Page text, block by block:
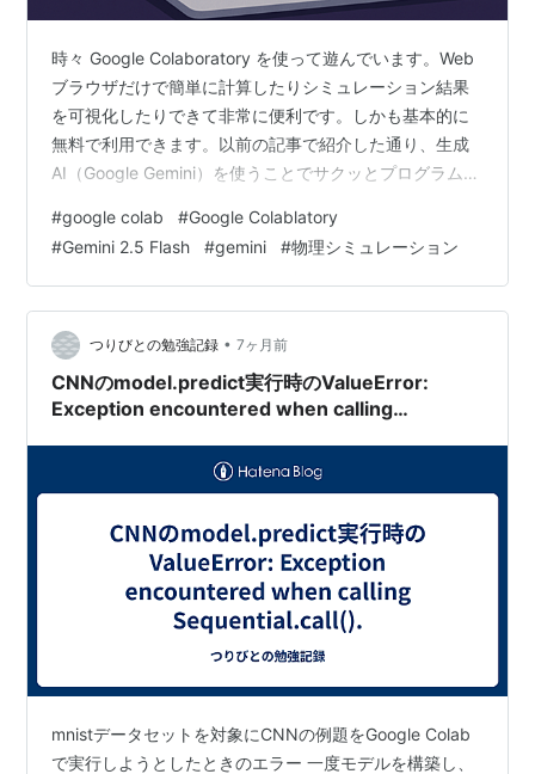
時々 Google Colaboratory を使って遊んでいます。Web
ブラウザだけで簡単に計算したりシミュレーション結果
を可視化したりできて非常に便利です。しかも基本的に
無料で利用できます。以前の記事で紹介した通り、生成
AI（Google Gemini）を使うことでサクッとプログラムの
けどちょっと面倒だと思ったことを、生成AIで簡単に試
せることを知りました。 例えば、以下のような事がもの
の数分で簡単に試せてしまいます。なんて恵まれた時代
だ。 例１：特殊相対性理論の可視化 プロンプト： アイ
ンシュタインの特殊相対性理論の一般式（速度がゼロで
な…
#google colab #Google Colablatory
#Gemini 2.5 Flash #gemini #物理シミュレーション
つりびとの勉強記録 • 7ヶ月前
CNNのmodel.predict実行時のValueError:
Exception encountered when calling
mnistデータセットを対象にCNNの例題をGoogle Colab
で実行しようとしたときのエラー 一度モデルを構築し、